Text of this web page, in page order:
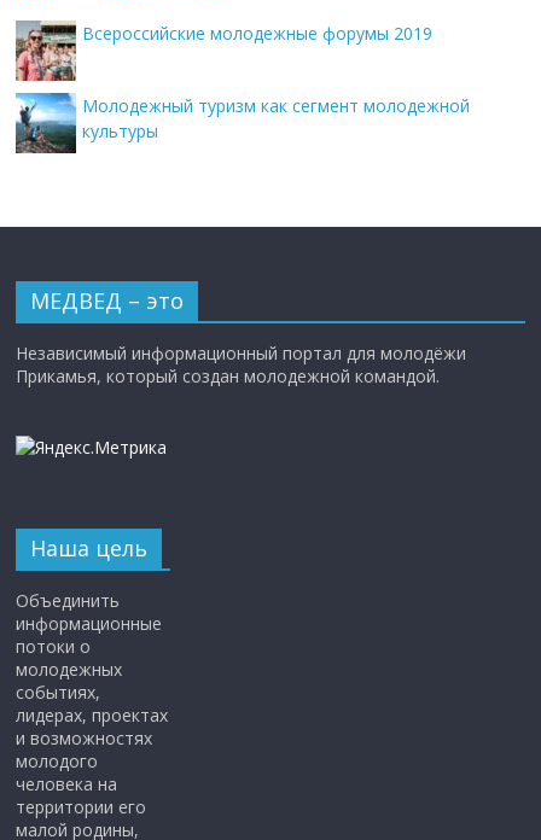
Всероссийские молодежные форумы 2019
Молодежный туризм как сегмент молодежной
культуры
МЕДВЕД – это
Независимый информационный портал для молодёжи
Прикамья, который создан молодежной командой.
Наша цель
Объединить
информационные
потоки о
молодежных
событиях,
лидерах, проектах
и возможностях
молодого
человека на
территории его
малой родины,